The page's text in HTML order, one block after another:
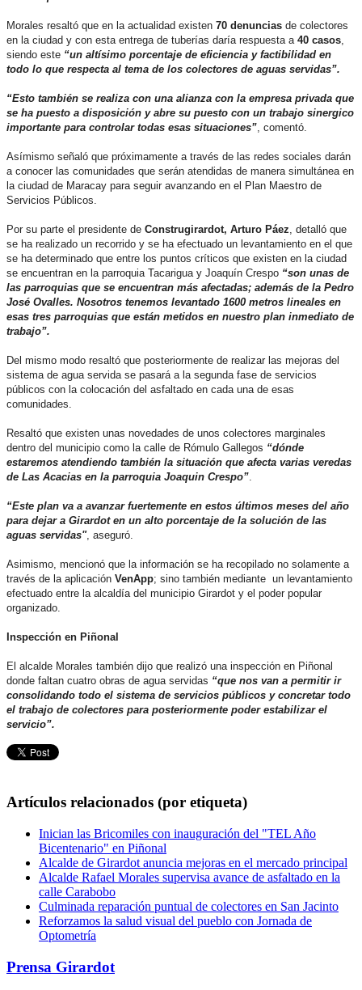
Morales resaltó que en la actualidad existen 70 denuncias de colectores
en la ciudad y con esta entrega de tuberías daría respuesta a 40 casos,
siendo este “un altísimo porcentaje de eficiencia y factibilidad en
todo lo que respecta al tema de los colectores de aguas servidas”.
“Esto también se realiza con una alianza con la empresa privada que
se ha puesto a disposición y abre su puesto con un trabajo sinergico
importante para controlar todas esas situaciones”, comentó.
Asímismo señaló que próximamente a través de las redes sociales darán
a conocer las comunidades que serán atendidas de manera simultánea en
la ciudad de Maracay para seguir avanzando en el Plan Maestro de
Servicios Públicos.
Por su parte el presidente de Construgirardot, Arturo Páez, detalló que
se ha realizado un recorrido y se ha efectuado un levantamiento en el que
se ha determinado que entre los puntos críticos que existen en la ciudad
se encuentran en la parroquia Tacarigua y Joaquín Crespo “son unas de
las parroquias que se encuentran más afectadas; además de la Pedro
José Ovalles. Nosotros tenemos levantado 1600 metros lineales en
esas tres parroquias que están metidos en nuestro plan inmediato de
trabajo”.
Del mismo modo resaltó que posteriormente de realizar las mejoras del
sistema de agua servida se pasará a la segunda fase de servicios
públicos con la colocación del asfaltado en cada una de esas
comunidades.
Resaltó que existen unas novedades de unos colectores marginales
dentro del municipio como la calle de Rómulo Gallegos “dónde
estaremos atendiendo también la situación que afecta varias veredas
de Las Acacias en la parroquia Joaquin Crespo”.
“Este plan va a avanzar fuertemente en estos últimos meses del año
para dejar a Girardot en un alto porcentaje de la solución de las
aguas servidas", aseguró.
Asimismo, mencionó que la información se ha recopilado no solamente a
través de la aplicación VenApp; sino también mediante un levantamiento
efectuado entre la alcaldía del municipio Girardot y el poder popular
organizado.
Inspección en Piñonal
El alcalde Morales también dijo que realizó una inspección en Piñonal
donde faltan cuatro obras de agua servidas “que nos van a permitir ir
consolidando todo el sistema de servicios públicos y concretar todo
el trabajo de colectores para posteriormente poder estabilizar el
servicio”.
Artículos relacionados (por etiqueta)
Inician las Bricomiles con inauguración del "TEL Año
Bicentenario" en Piñonal
Alcalde de Girardot anuncia mejoras en el mercado principal
Alcalde Rafael Morales supervisa avance de asfaltado en la
calle Carabobo
Culminada reparación puntual de colectores en San Jacinto
Reforzamos la salud visual del pueblo con Jornada de
Optometría
Prensa Girardot